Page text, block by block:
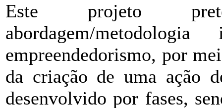
Este projeto
abordagem/
empreendedorismo, por
da criação de uma ação
desenvolvido por fases,